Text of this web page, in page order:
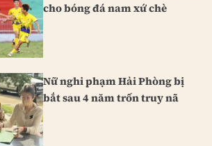
cho bóng đá nam xứ chè
Nữ nghi phạm Hải Phòng bị
bắt sau 4 năm trốn truy nã